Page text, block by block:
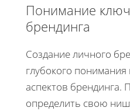
Понимание
брендинга
Создание личного
глубокого
аспектов брендинга.
определить свою